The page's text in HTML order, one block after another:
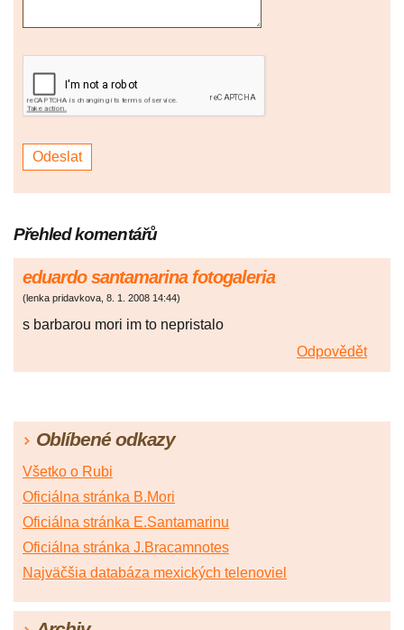
Přehled komentářů
eduardo santamarina fotogaleria
(lenka pridavkova, 8. 1. 2008 14:44)
s barbarou mori im to nepristalo
Odpovědět
Oblíbené odkazy
Všetko o Rubi
Oficiálna stránka B.Mori
Oficiálna stránka E.Santamarinu
Oficiálna stránka J.Bracamnotes
Najväčšia databáza mexických telenoviel